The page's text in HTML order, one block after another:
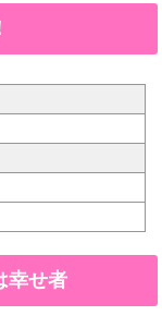
幸せ者